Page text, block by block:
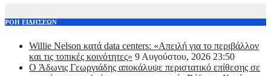
ΡΟΗ ΕΙΔΗΣΕΩΝ
Willie Nelson κατά data centers: «Απειλή για το περιβάλλον
και τις τοπικές κοινότητες» 9 Αυγούστου, 2026 23:50
O Άδωνις Γεωργιάδης αποκάλυψε περιστατικό επίθεσης σε